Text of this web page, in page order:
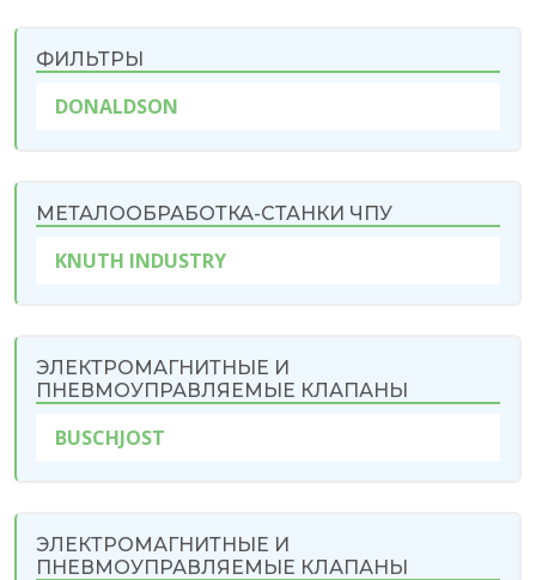
ФИЛЬТРЫ
DONALDSON
МЕТАЛООБРАБОТКА-СТАНКИ ЧПУ
KNUTH INDUSTRY
ЭЛЕКТРОМАГНИТНЫЕ И
ПНЕВМОУПРАВЛЯЕМЫЕ КЛАПАНЫ
BUSCHJOST
ЭЛЕКТРОМАГНИТНЫЕ И
ПНЕВМОУПРАВЛЯЕМЫЕ КЛАПАНЫ